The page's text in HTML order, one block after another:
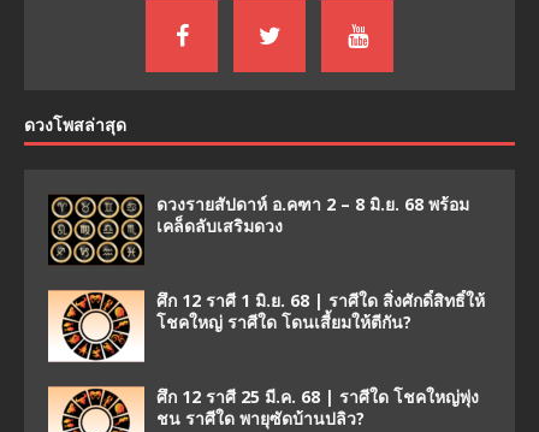
ดวงโพสล่าสุด
ดวงรายสัปดาห์ อ.คฑา 2 – 8 มิ.ย. 68 พร้อม
เคล็ดลับเสริมดวง
ศึก 12 ราศี 1 มิ.ย. 68 | ราศีใด สิ่งศักดิ์สิทธิ์ให้
โชคใหญ่ ราศีใด โดนเสี้ยมให้ตีกัน?
ศึก 12 ราศี 25 มี.ค. 68 | ราศีใด โชคใหญ่พุ่ง
ชน ราศีใด พายุซัดบ้านปลิว?